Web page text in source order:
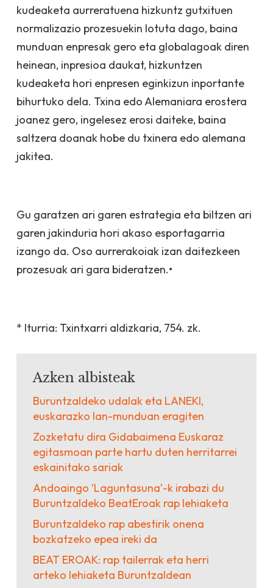
kudeaketa aurreratuena hizkuntz gutxituen
normalizazio prozesuekin lotuta dago, baina
munduan enpresak gero eta globalagoak diren
heinean, inpresioa daukat, hizkuntzen
kudeaketa hori enpresen eginkizun inportante
bihurtuko dela. Txina edo Alemaniara erostera
joanez gero, ingelesez erosi daiteke, baina
saltzera doanak hobe du txinera edo alemana
jakitea.
Gu garatzen ari garen estrategia eta biltzen ari
garen jakinduria hori akaso esportagarria
izango da. Oso aurrerakoiak izan daitezkeen
prozesuak ari gara bideratzen.•
* Iturria: Txintxarri aldizkaria, 754. zk.
Azken albisteak
Buruntzaldeko udalak eta LANEKI,
euskarazko lan-munduan eragiten
Zozketatu dira Gidabaimena Euskaraz
egitasmoan parte hartu duten herritarrei
eskainitako sariak
Andoaingo ‘Laguntasuna’-k irabazi du
Buruntzaldeko BeatEroak rap lehiaketa
Buruntzaldeko rap abestirik onena
bozkatzeko epea ireki da
BEAT EROAK: rap tailerrak eta herri
arteko lehiaketa Buruntzaldean